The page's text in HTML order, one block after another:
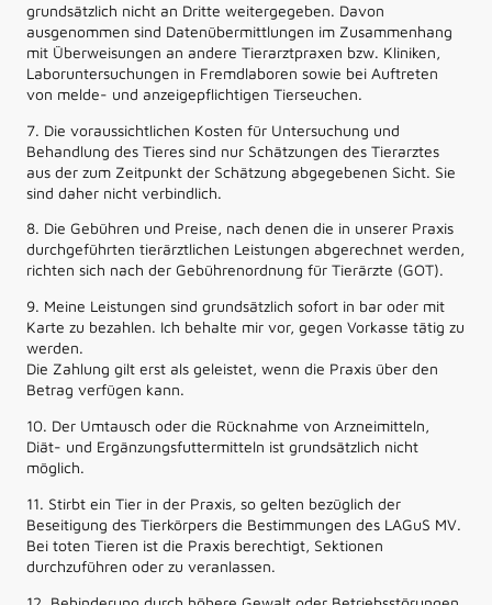
grundsätzlich nicht an Dritte weitergegeben. Davon
ausgenommen sind Datenübermittlungen im Zusammenhang
mit Überweisungen an andere Tierarztpraxen bzw. Kliniken,
Laboruntersuchungen in Fremdlaboren sowie bei Auftreten
von melde- und anzeigepflichtigen Tierseuchen.
7. Die voraussichtlichen Kosten für Untersuchung und
Behandlung des Tieres sind nur Schätzungen des Tierarztes
aus der zum Zeitpunkt der Schätzung abgegebenen Sicht. Sie
sind daher nicht verbindlich.
8. Die Gebühren und Preise, nach denen die in unserer Praxis
durchgeführten tierärztlichen Leistungen abgerechnet werden,
richten sich nach der Gebührenordnung für Tierärzte (GOT).
9. Meine Leistungen sind grundsätzlich sofort in bar oder mit
Karte zu bezahlen. Ich behalte mir vor, gegen Vorkasse tätig zu
werden.
Die Zahlung gilt erst als geleistet, wenn die Praxis über den
Betrag verfügen kann.
10. Der Umtausch oder die Rücknahme von Arzneimitteln,
Diät- und Ergänzungsfuttermitteln ist grundsätzlich nicht
möglich.
11. Stirbt ein Tier in der Praxis, so gelten bezüglich der
Beseitigung des Tierkörpers die Bestimmungen des LAGuS MV.
Bei toten Tieren ist die Praxis berechtigt, Sektionen
durchzuführen oder zu veranlassen.